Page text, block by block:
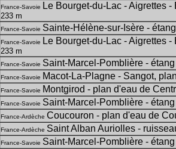
France-Savoie Le Bourget-du-Lac - Aigrettes -
233 m
France-Savoie Sainte-Hélène-sur-Isère -
France-Savoie Le Bourget-du-Lac - Aigrettes -
233 m
France-Savoie Saint-Marcel-Pomblière -
France-Savoie Macot-La-Plagne - Sangot,
France-Savoie Montgirod - plan d'eau de
France-Savoie Saint-Marcel-Pomblière -
France-Ardèche Coucouron - plan d'eau de
France-Ardèche Saint Alban Auriolles -
France-Savoie Saint-Marcel-Pomblière -